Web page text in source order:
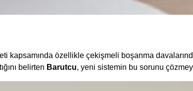
kapsamında özellikle çekişmeli boşanma
belirten Barutcu, yeni sistemin bu sorunu